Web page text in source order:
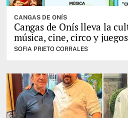
CANGAS DE ONÍS
Cangas de Onís lleva la
música, cine, circo y
SOFIA PRIETO CORRALES